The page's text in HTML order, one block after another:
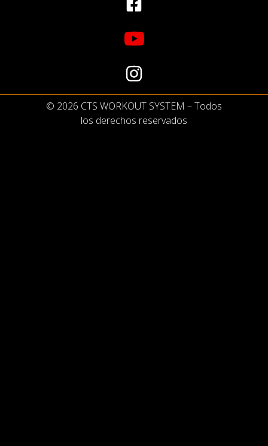
© 2026 CTS WORKOUT SYSTEM – Todos
los derechos reservados